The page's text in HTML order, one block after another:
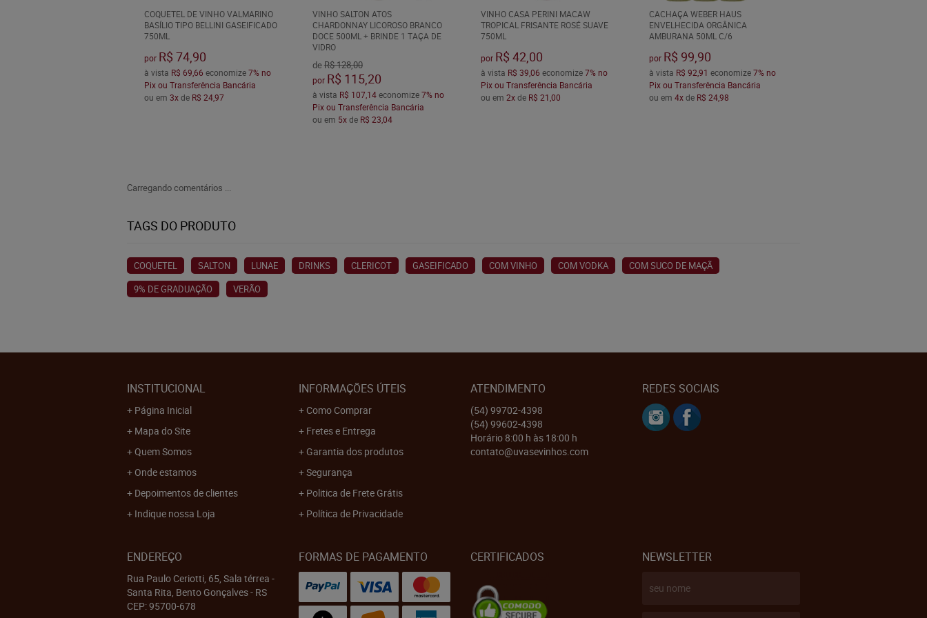
COQUETEL DE VINHO VALMARINO
BASÍLIO TIPO BELLINI GASEIFICADO
750ML
por R$ 74,90
à vista R$ 69,66 economize7% no
Pix ou Transferência Bancária
ou em 3xde R$ 24,97
VINHO SALTON ATOS
CHARDONNAY LICOROSO BRANCO
DOCE 500ML + BRINDE 1 TAÇA DE
VIDRO
deR$ 128,00
por R$ 115,20
à vista R$ 107,14economize7% no
Pix ou Transferência Bancária
ou em 5xde R$ 23,04
VINHO CASA PERINI MACAW
TROPICAL FRISANTE ROSÉ SUAVE
750ML
por R$ 42,00
à vista R$ 39,06 economize7% no
Pix ou Transferência Bancária
ou em 2xde R$ 21,00
CACHAÇA WEBER HAUS
ENVELHECIDA ORGÂNICA
AMBURANA 50ML C/6
por R$ 99,90
à vista R$ 92,91 economize7% no
Pix ou Transferência Bancária
ou em 4xde R$ 24,98
Carregando comentários ...
TAGS DO PRODUTO
COQUETEL SALTON LUNAE DRINKS CLERICOT GASEIFICADO COM VINHO COM VODKA
COM SUCO DE MAÇÃ
9% DE GRADUAÇÃO
VERÃO
INSTITUCIONAL
Página Inicial
Mapa do Site
Quem Somos
Onde estamos
Depoimentos de clientes
Indique nossa Loja
INFORMAÇÕES ÚTEIS
Como Comprar
Fretes e Entrega
Garantia dos produtos
Segurança
Politica de Frete Grátis
Política de Privacidade
ATENDIMENTO
(54) 99702-4398
(54) 99602-4398
Horário 8:00 h às 18:00 h
contato@uvasevinhos.com
REDES SOCIAIS
ENDEREÇO
Rua Paulo Ceriotti, 65, Sala térrea -
Santa Rita, Bento Gonçalves- RS
CEP: 95700-678
FORMAS DE PAGAMENTO CERTIFICADOS NEWSLETTER